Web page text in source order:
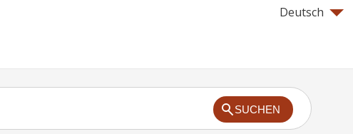
Deutsch
SUCHEN